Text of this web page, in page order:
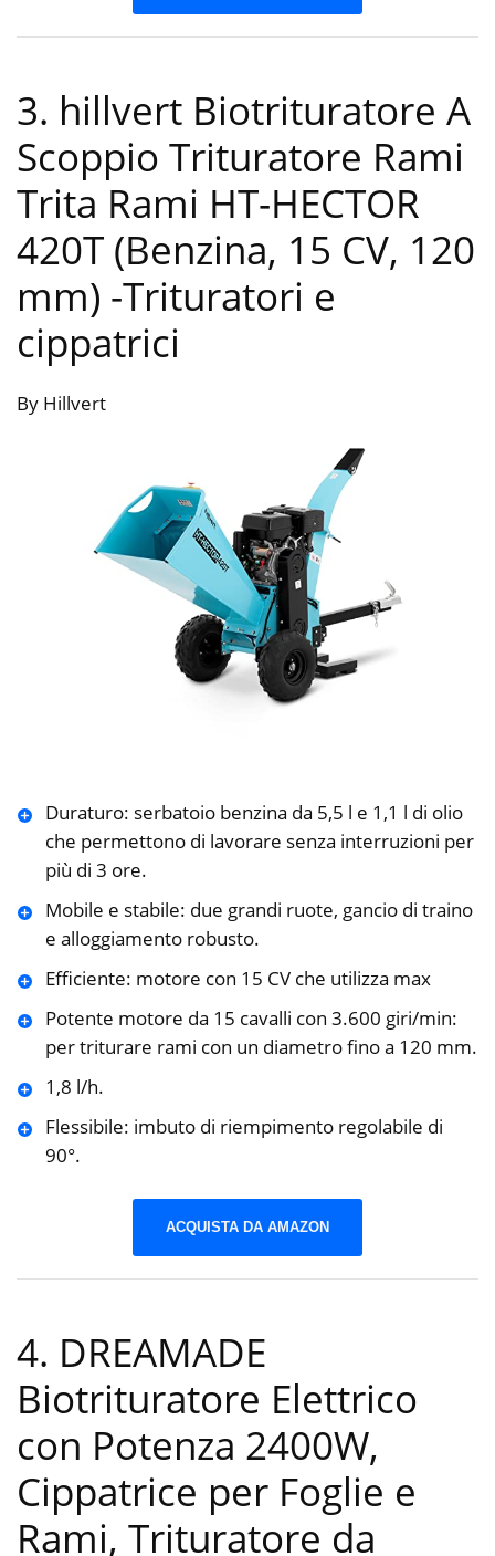
3. hillvert Biotrituratore A
Scoppio Trituratore Rami
Trita Rami HT-HECTOR
420T (Benzina, 15 CV, 120
mm) -Trituratori e
cippatrici
By Hillvert
Duraturo: serbatoio benzina da 5,5 l e 1,1 l di olio
che permettono di lavorare senza interruzioni per
più di 3 ore.
Mobile e stabile: due grandi ruote, gancio di traino
e alloggiamento robusto.
Efficiente: motore con 15 CV che utilizza max
Potente motore da 15 cavalli con 3.600 giri/min:
per triturare rami con un diametro fino a 120 mm.
1,8 l/h.
Flessibile: imbuto di riempimento regolabile di
90°.
ACQUISTA DA AMAZON
4. DREAMADE
Biotrituratore Elettrico
con Potenza 2400W,
Cippatrice per Foglie e
Rami, Trituratore da